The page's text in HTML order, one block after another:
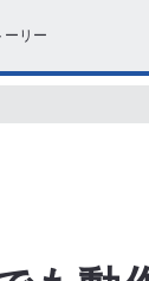
ーリー